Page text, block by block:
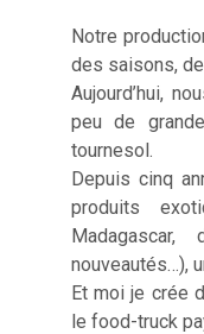
Notre
des saisons,
Aujourd’hui,
peu de
tournesol.
Depuis cinq
produits
nouveautés…),
Et moi je crée
le food-truck